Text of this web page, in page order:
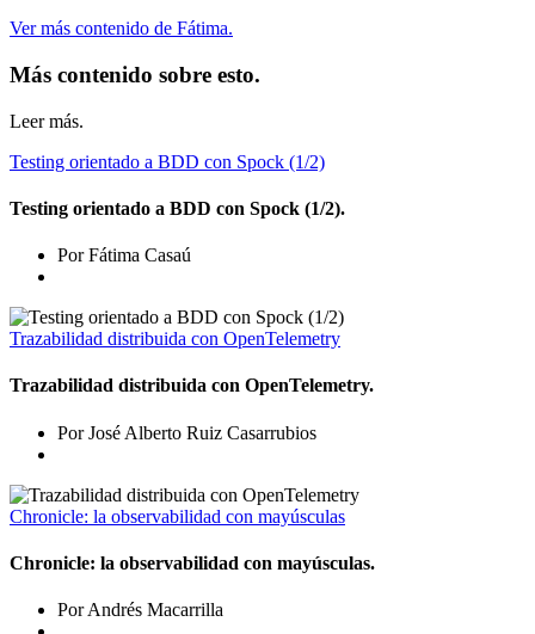
Ver más contenido de Fátima.
Más contenido sobre esto.
Leer más.
Testing orientado a BDD con Spock (1/2)
Testing orientado a BDD con Spock (1/2).
Por Fátima Casaú
Trazabilidad distribuida con OpenTelemetry
Trazabilidad distribuida con OpenTelemetry.
Por José Alberto Ruiz Casarrubios
Chronicle: la observabilidad con mayúsculas
Chronicle: la observabilidad con mayúsculas.
Por Andrés Macarrilla